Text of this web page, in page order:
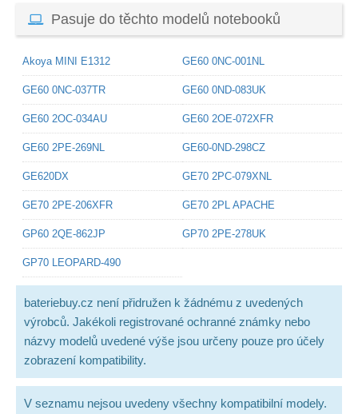
Pasuje do těchto modelů notebooků
Akoya MINI E1312 GE60 0NC-001NL
GE60 0NC-037TR GE60 0ND-083UK
GE60 2OC-034AU GE60 2OE-072XFR
GE60 2PE-269NL GE60-0ND-298CZ
GE620DX GE70 2PC-079XNL
GE70 2PE-206XFR GE70 2PL APACHE
GP60 2QE-862JP GP70 2PE-278UK
GP70 LEOPARD-490
bateriebuy.cz není přidružen k žádnému z uvedených
výrobců. Jakékoli registrované ochranné známky nebo
názvy modelů uvedené výše jsou určeny pouze pro účely
zobrazení kompatibility.
V seznamu nejsou uvedeny všechny kompatibilní modely.